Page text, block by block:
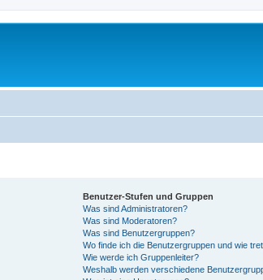
Benutzer-Stufen und Gruppen
Was sind Administratoren?
Was sind Moderatoren?
Was sind Benutzergruppen?
Wo finde ich die Benutzergruppen und wie
Wie werde ich Gruppenleiter?
Weshalb werden verschiedene